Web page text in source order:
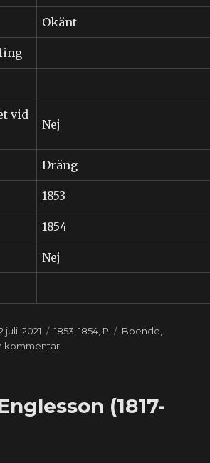
Okänt
vid
Nej
Dräng
1853
1854
Nej
juli, 2021 Kategorier
1853,1854, P Etiketter
Boende,
kommentartill
(1817-